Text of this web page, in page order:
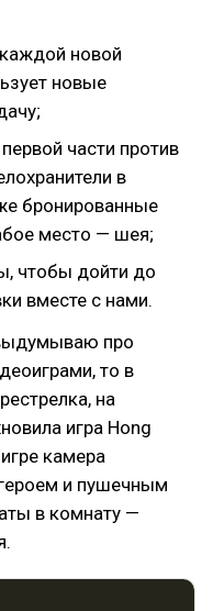
новой
новые
части против
в
бронированные
место — шея;
чтобы дойти до
вместе с нами.
про
то в
на
игра Hong
камера
и пушечным
в комнату —